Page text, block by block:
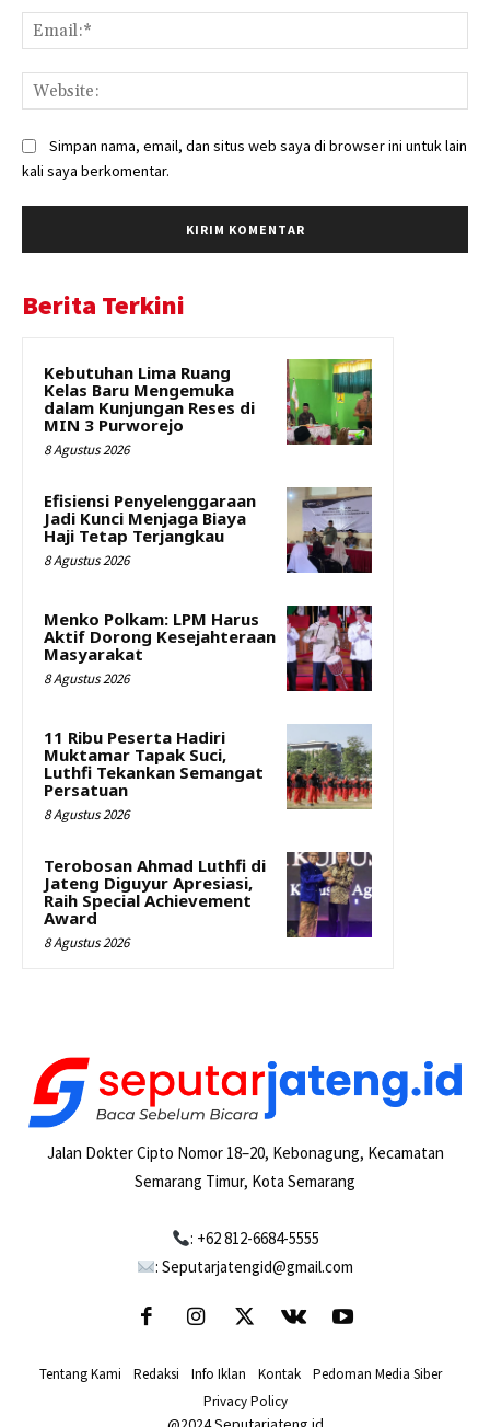
Simpan nama, email, dan situs web saya di browser ini untuk lain
kali saya berkomentar.
Berita Terkini
Kebutuhan Lima Ruang
Kelas Baru Mengemuka
dalam Kunjungan Reses di
MIN 3 Purworejo
8 Agustus 2026
Efisiensi Penyelenggaraan
Jadi Kunci Menjaga Biaya
Haji Tetap Terjangkau
8 Agustus 2026
Menko Polkam: LPM Harus
Aktif Dorong Kesejahteraan
Masyarakat
8 Agustus 2026
11 Ribu Peserta Hadiri
Muktamar Tapak Suci,
Luthfi Tekankan Semangat
Persatuan
8 Agustus 2026
Terobosan Ahmad Luthfi di
Jateng Diguyur Apresiasi,
Raih Special Achievement
Award
8 Agustus 2026
Jalan Dokter Cipto Nomor 18–20, Kebonagung, Kecamatan
Semarang Timur, Kota Semarang
: +62 812-6684-5555
: Seputarjatengid@gmail.com
Tentang Kami Redaksi Info Iklan Kontak Pedoman Media Siber
Privacy Policy